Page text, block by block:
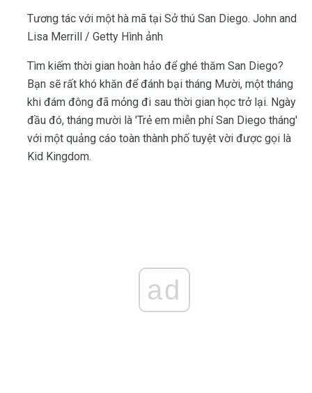
Tương tác với một hà mã tại Sở thú San Diego. John and
Lisa Merrill / Getty Hình ảnh
Tìm kiếm thời gian hoàn hảo để ghé thăm San Diego?
Bạn sẽ rất khó khăn để đánh bại tháng Mười, một tháng
khi đám đông đã mỏng đi sau thời gian học trở lại. Ngày
đầu đó, tháng mười là 'Trẻ em miễn phí San Diego tháng'
với một quảng cáo toàn thành phố tuyệt vời được gọi là
Kid Kingdom.
ad